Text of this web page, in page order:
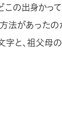
の出身かっ
法があった
字と、祖父母